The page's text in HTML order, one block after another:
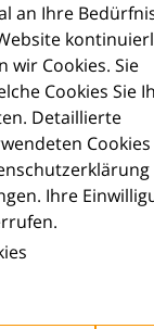
an Ihre
wir Cookies. Sie
Cookies Sie
Detaillierte
Cookies
Ihre
Dermatology
für die
praktischen